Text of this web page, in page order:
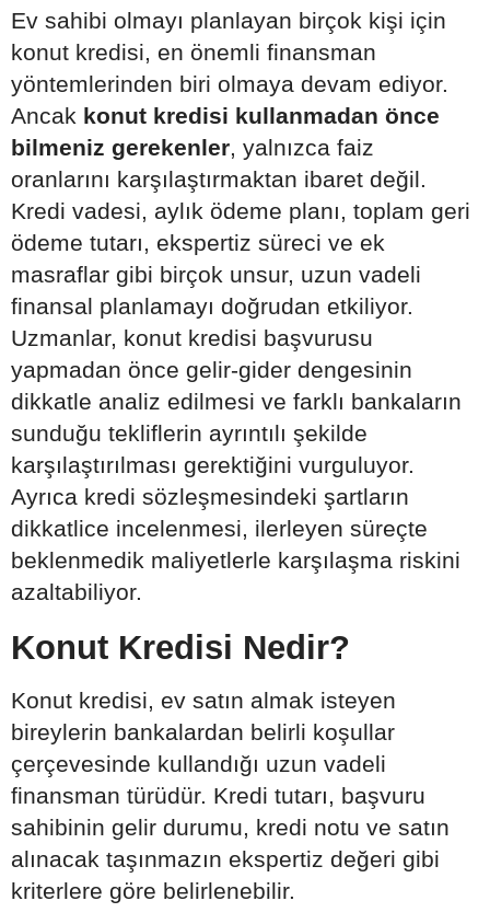
Ev sahibi olmayı planlayan birçok kişi için
konut kredisi, en önemli finansman
yöntemlerinden biri olmaya devam ediyor.
Ancak konut kredisi kullanmadan önce
bilmeniz gerekenler, yalnızca faiz
oranlarını karşılaştırmaktan ibaret değil.
Kredi vadesi, aylık ödeme planı, toplam geri
ödeme tutarı, ekspertiz süreci ve ek
masraflar gibi birçok unsur, uzun vadeli
finansal planlamayı doğrudan etkiliyor.
Uzmanlar, konut kredisi başvurusu
yapmadan önce gelir-gider dengesinin
dikkatle analiz edilmesi ve farklı bankaların
sunduğu tekliflerin ayrıntılı şekilde
karşılaştırılması gerektiğini vurguluyor.
Ayrıca kredi sözleşmesindeki şartların
dikkatlice incelenmesi, ilerleyen süreçte
beklenmedik maliyetlerle karşılaşma riskini
azaltabiliyor.
Konut Kredisi Nedir?
Konut kredisi, ev satın almak isteyen
bireylerin bankalardan belirli koşullar
çerçevesinde kullandığı uzun vadeli
finansman türüdür. Kredi tutarı, başvuru
sahibinin gelir durumu, kredi notu ve satın
alınacak taşınmazın ekspertiz değeri gibi
kriterlere göre belirlenebilir.